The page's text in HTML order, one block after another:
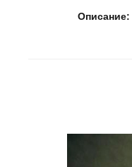
Описание: